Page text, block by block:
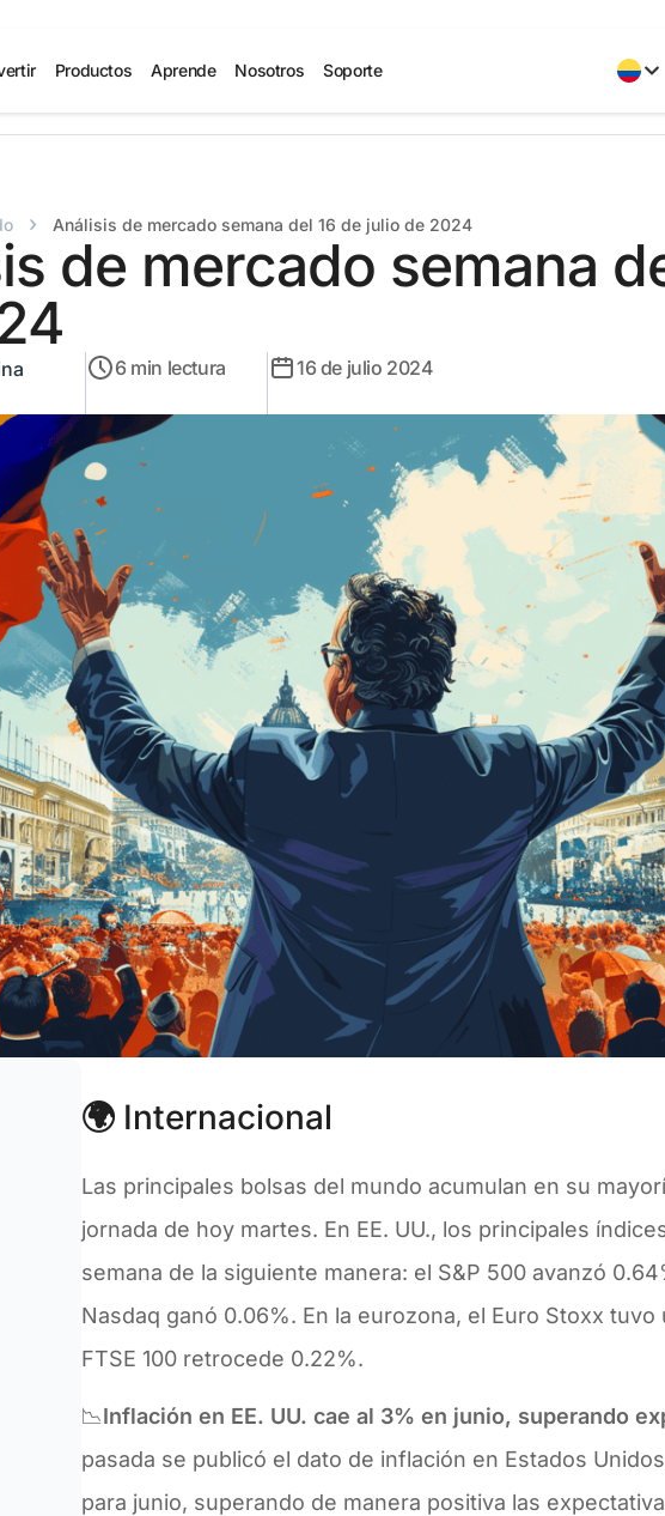
Productos Aprende Nosotros Soporte
› Análisis de mercado semana del 16 de julio de 2024
de mercado semana
6 min lectura 16 de julio 2024
🌍 Internacional
Las principales bolsas del mundo acumulan en su
jornada de hoy martes. En EE. UU., los principales
semana de la siguiente manera: el S&P 500 avanzó
Nasdaq ganó 0.06%. En la eurozona, el Euro Stoxx
FTSE 100 retrocede 0.22%.
📉Inflación en EE. UU. cae al 3% en junio, superando
pasada se publicó el dato de inflación en Estados
para junio, superando de manera positiva las